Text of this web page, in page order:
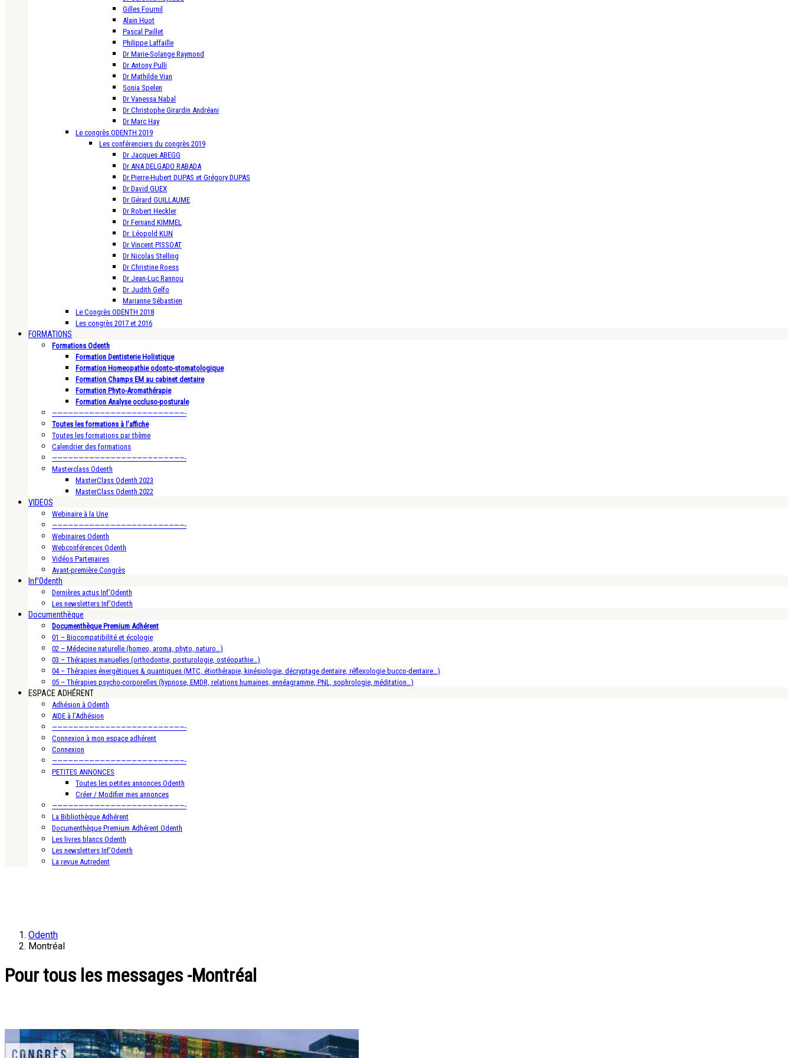
Gilles Fournil
Alain Huot
Pascal Paillet
Philippe Laffaille
Dr Marie-Solange Raymond
Dr Antony Pulli
Dr Mathilde Vian
Sonia Spelen
Dr Vanessa Nabal
Dr Christophe Girardin Andréani
Dr Marc Hay
Le congrès ODENTH 2019
Les conférenciers du congrès 2019
Dr Jacques ABEGG
Dr ANA DELGADO RABADA
Dr Pierre-Hubert DUPAS et Grégory DUPAS
Dr David GUEX
Dr Gérard GUILLAUME
Dr Robert Heckler
Dr Fernand KIMMEL
Dr. Léopold KUN
Dr Vincent PISSOAT
Dr Nicolas Stelling
Dr Christine Roess
Dr Jean-Luc Rannou
Dr Judith Gelfo
Marianne Sébastien
Le Congrès ODENTH 2018
Les congrès 2017 et 2016
FORMATIONS
Formations Odenth
Formation Dentisterie Holistique
Formation Homeopathie odonto-stomatologique
Formation Champs EM au cabinet dentaire
Formation Phyto-Aromathérapie
Formation Analyse occluso-posturale
—————————————————————————-
Toutes les formations à l’affiche
Toutes les formations par thème
Calendrier des formations
—————————————————————————-
Masterclass Odenth
MasterClass Odenth 2023
MasterClass Odenth 2022
VIDEOS
Webinaire à la Une
—————————————————————————-
Webinaires Odenth
Webconférences Odenth
Vidéos Partenaires
Avant-première Congrès
Inf’Odenth
Dernières actus Inf’Odenth
Les newsletters Inf’Odenth
Documenthèque
Documenthèque Premium Adhérent
01 – Biocompatibilité et écologie
02 – Médecine naturelle (homeo, aroma, phyto, naturo…)
03 – Thérapies manuelles (orthodontie, posturologie, ostéopathie…)
04 – Thérapies énergétiques & quantiques (MTC, étiothérapie, kinésiologie, décryptage dentaire, réflexologie bucco-dentaire…)
05 – Thérapies psycho-corporelles (hypnose, EMDR, relations humaines, ennéagramme, PNL, sophrologie, méditation…)
ESPACE ADHÉRENT
Adhésion à Odenth
AIDE à l’Adhésion
—————————————————————————-
Connexion à mon espace adhérent
Connexion
—————————————————————————-
PETITES ANNONCES
Toutes les petites annonces Odenth
Créer / Modifier mes annonces
—————————————————————————-
La Bibliothèque Adhérent
Documenthèque Premium Adhérent Odenth
Les livres blancs Odenth
Les newsletters Inf’Odenth
La revue Autredent
Odenth
Montréal
Pour tous les messages -Montréal